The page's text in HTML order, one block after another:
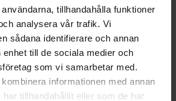
tillhandahålla funktioner
analysera vår trafik. Vi
sådana identifierare och annan
enhet till de sociala medier och
som vi samarbetar med.
informationen med annan
tillhandahållit eller som de har
1.5kg Polly Lakrits 100g
24.90 kr